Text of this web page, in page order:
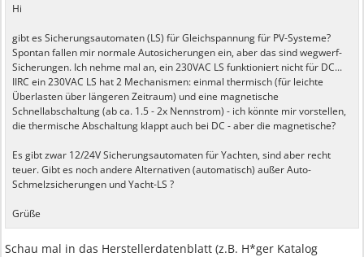
Hi
gibt es Sicherungsautomaten (LS) für Gleichspannung für PV-Systeme?
Spontan fallen mir normale Autosicherungen ein, aber das sind wegwerf-
Sicherungen. Ich nehme mal an, ein 230VAC LS funktioniert nicht für DC...
IIRC ein 230VAC LS hat 2 Mechanismen: einmal thermisch (für leichte
Überlasten über längeren Zeitraum) und eine magnetische
Schnellabschaltung (ab ca. 1.5 - 2x Nennstrom) - ich könnte mir vorstellen,
die thermische Abschaltung klappt auch bei DC - aber die magnetische?
Es gibt zwar 12/24V Sicherungsautomaten für Yachten, sind aber recht
teuer. Gibt es noch andere Alternativen (automatisch) außer Auto-
Schmelzsicherungen und Yacht-LS ?
Grüße
Schau mal in das Herstellerdatenblatt (z.B. H*ger Katalog